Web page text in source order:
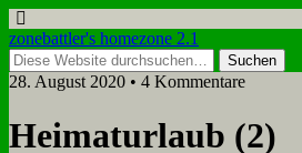
zonebattler's homezone 2.1
28. August 2020 • 4 Kommentare
Hei­mat­ur­laub (2)